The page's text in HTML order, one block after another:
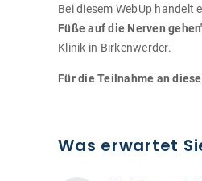
Bei diesem WebUp handelt
Füße auf die Nerven
Klinik in Birkenwerder.
Für die Teilnahme an
Was erwartet